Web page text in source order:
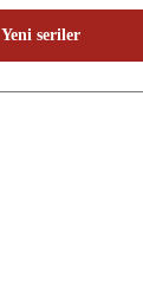
Yeni seriler